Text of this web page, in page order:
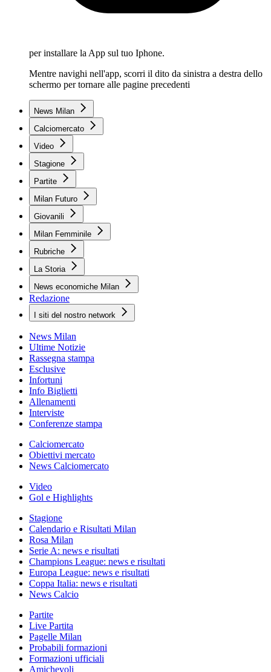
per installare la App sul tuo Iphone.
Mentre navighi nell'app, scorri il dito da sinistra a destra dello
schermo per tornare alle pagine precedenti
News Milan
Calciomercato
Video
Stagione
Partite
Milan Futuro
Giovanili
Milan Femminile
Rubriche
La Storia
News economiche Milan
Redazione
I siti del nostro network
News Milan
Ultime Notizie
Rassegna stampa
Esclusive
Infortuni
Info Biglietti
Allenamenti
Interviste
Conferenze stampa
Calciomercato
Obiettivi mercato
News Calciomercato
Video
Gol e Highlights
Stagione
Calendario e Risultati Milan
Rosa Milan
Serie A: news e risultati
Champions League: news e risultati
Europa League: news e risultati
Coppa Italia: news e risultati
News Calcio
Partite
Live Partita
Pagelle Milan
Probabili formazioni
Formazioni ufficiali
Amichevoli